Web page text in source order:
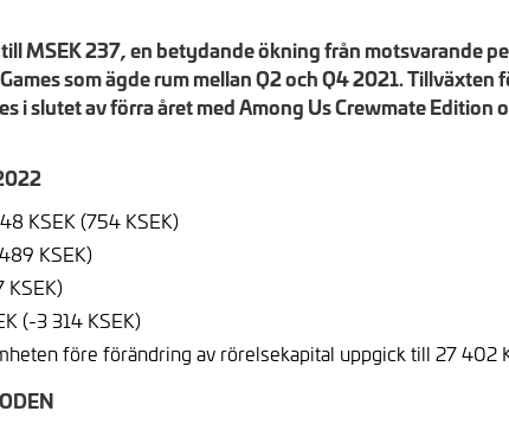
MSEK 237, en betydande ökning från motsvarande
som ägde rum mellan Q2 och Q4 2021.
i slutet av förra året med Among Us Crewmate Edition
KSEK (754 KSEK)
KSEK)
(-3 314 KSEK)
före förändring av rörelsekapital uppgick till 27 402